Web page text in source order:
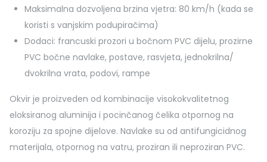
Maksimalna dozvoljena brzina vjetra: 80 km/h (kada se
koristi s vanjskim podupiračima)
Dodaci: francuski prozori u bočnom PVC dijelu, prozirne
PVC bočne navlake, postave, rasvjeta, jednokrilna/
dvokrilna vrata, podovi, rampe
Okvir je proizveden od kombinacije visokokvalitetnog
eloksiranog aluminija i pocinčanog čelika otpornog na
koroziju za spojne dijelove. Navlake su od antifungicidnog
materijala, otpornog na vatru, proziran ili neproziran PVC.